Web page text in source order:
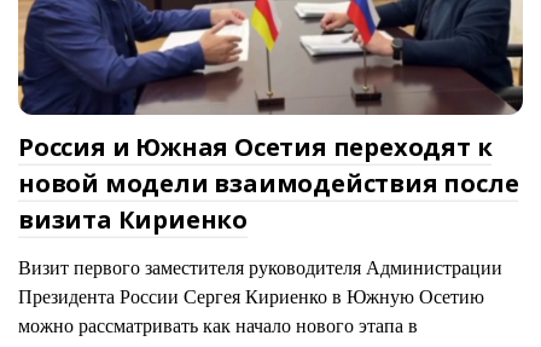
Россия и Южная Осетия переходят к
новой модели взаимодействия после
визита Кириенко
Визит первого заместителя руководителя Администрации
Президента России Сергея Кириенко в Южную Осетию
можно рассматривать как начало нового этапа в